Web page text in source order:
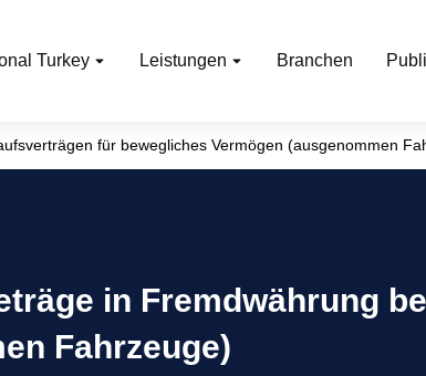
Turkey Leistungen Branchen
für bewegliches Vermögen (ausgenommen
in Fremdwährung
Fahrzeuge)